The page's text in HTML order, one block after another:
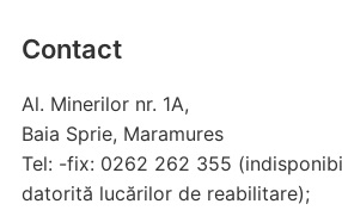
Contact
Al. Minerilor nr. 1A,
Baia Sprie, Maramures
Tel: -fix: 0262 262 355
datorită lucărilor de reabilitare);